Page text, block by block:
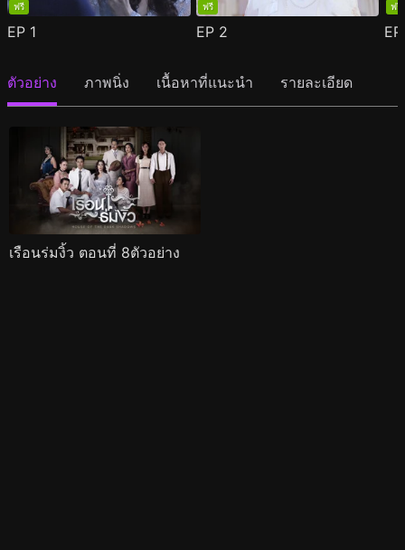
ฟรี
EP 1
ฟรี
EP 2
ฟรี
ตัวอย่าง ภาพนิ่ง เนื้อหาที่แนะนำ รายละเอียด
เรือนร่มงิ้ว ตอนที่ 8ตัวอย่าง